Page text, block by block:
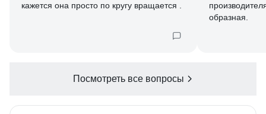
кажется она просто по кругу вращается .
образная.
Посмотреть все вопросы